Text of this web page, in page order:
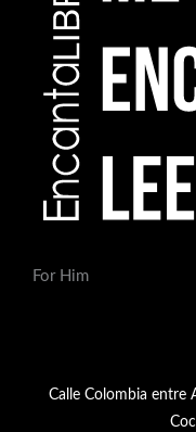
For Him
Calle Colombia entre